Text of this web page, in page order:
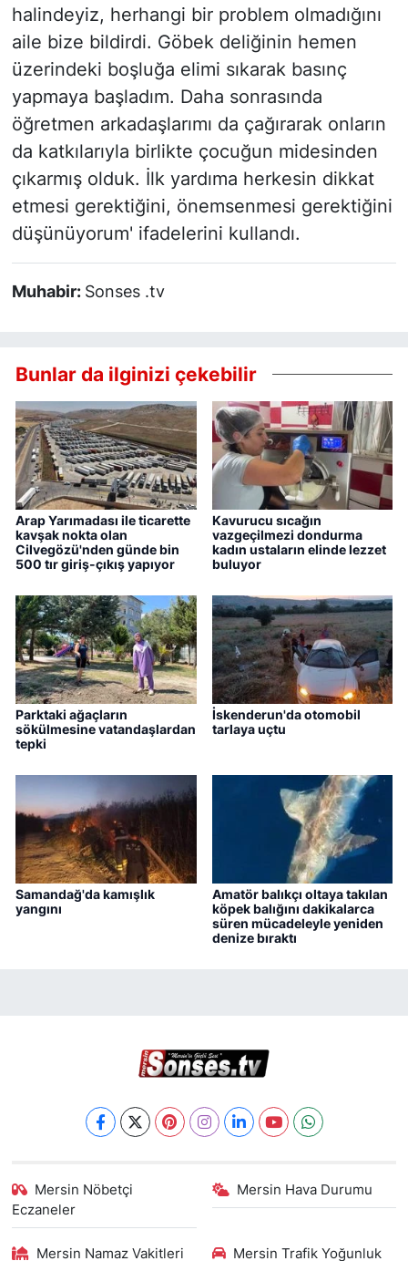
halindeyiz, herhangi bir problem olmadığını
aile bize bildirdi. Göbek deliğinin hemen
üzerindeki boşluğa elimi sıkarak basınç
yapmaya başladım. Daha sonrasında
öğretmen arkadaşlarımı da çağırarak onların
da katkılarıyla birlikte çocuğun midesinden
çıkarmış olduk. İlk yardıma herkesin dikkat
etmesi gerektiğini, önemsenmesi gerektiğini
düşünüyorum' ifadelerini kullandı.
Muhabir: Sonses .tv
Bunlar da ilginizi çekebilir
Arap Yarımadası ile ticarette
kavşak nokta olan
Cilvegözü'nden günde bin
500 tır giriş-çıkış yapıyor
Kavurucu sıcağın
vazgeçilmezi dondurma
kadın ustaların elinde lezzet
buluyor
Parktaki ağaçların
sökülmesine vatandaşlardan
tepki
İskenderun'da otomobil
tarlaya uçtu
Samandağ'da kamışlık
yangını
Amatör balıkçı oltaya takılan
köpek balığını dakikalarca
süren mücadeleyle yeniden
denize bıraktı
Mersin Nöbetçi
Eczaneler
Mersin Hava Durumu
Mersin Namaz Vakitleri Mersin Trafik Yoğunluk